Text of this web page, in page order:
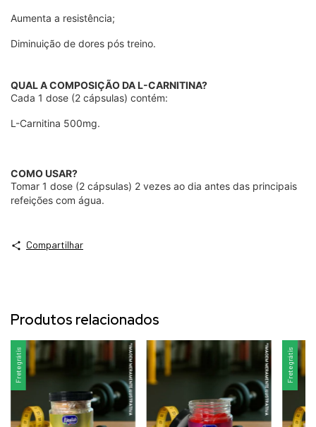
Aumenta a resistência;
Diminuição de dores pós treino.
QUAL A COMPOSIÇÃO DA L-CARNITINA?
Cada 1 dose (2 cápsulas) contém:
L-Carnitina 500mg.
COMO USAR?
Tomar 1 dose (2 cápsulas) 2 vezes ao dia antes das principais
refeições com água.
Compartilhar
Produtos relacionados
Frete grátis Frete grátis